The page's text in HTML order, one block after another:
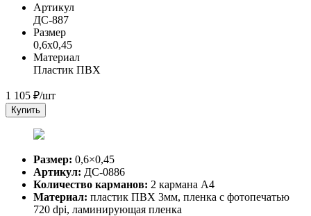
Артикул
ДС-887
Размер
0,6x0,45
Материал
Пластик ПВХ
1 105 ₽/шт
Купить
Размер: 0,6×0,45
Артикул: ДС-0886
Количество карманов: 2 кармана А4
Материал: пластик ПВХ 3мм, пленка с фотопечатью
720 dpi, ламинирующая пленка